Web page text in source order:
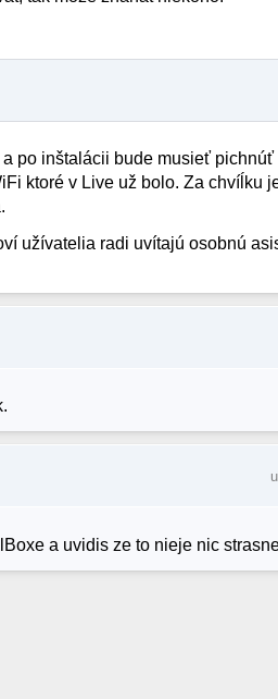
po inštalácii bude musieť
ktoré v Live už bolo. Za chvíĺku
užívatelia radi uvítajú osobnú
a uvidis ze to nieje nic